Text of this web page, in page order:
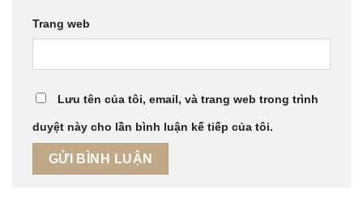
Trang web
Lưu tên của tôi, email, và trang web trong trình
duyệt này cho lần bình luận kế tiếp của tôi.